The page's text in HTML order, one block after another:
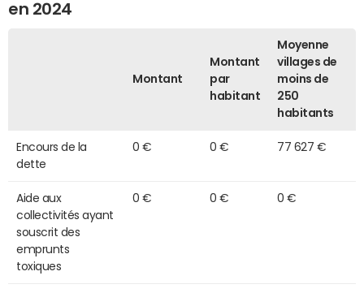
en 2024
Montant
Montant
par
habitant
Moyenne
villages de
moins de
250
habitants
Encours de la
dette
0 € 0 € 77 627 €
Aide aux
collectivités ayant
souscrit des
emprunts
toxiques
0 € 0 € 0 €